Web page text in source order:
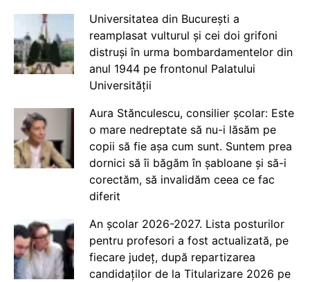
Universitatea din București a
reamplasat vulturul și cei doi grifoni
distruși în urma bombardamentelor din
anul 1944 pe frontonul Palatului
Universității
Aura Stănculescu, consilier școlar: Este
o mare nedreptate să nu-i lăsăm pe
copii să fie așa cum sunt. Suntem prea
dornici să îi băgăm în șabloane și să-i
corectăm, să invalidăm ceea ce fac
diferit
An școlar 2026-2027. Lista posturilor
pentru profesori a fost actualizată, pe
fiecare județ, după repartizarea
candidaților de la Titularizare 2026 pe